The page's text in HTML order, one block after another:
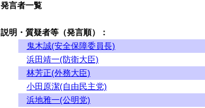
発言者一覧
説明・質疑者等（発言順）：
鬼木誠(安全保障委員長)
浜田靖一(防衛大臣)
林芳正(外務大臣)
小田原潔(自由民主党)
浜地雅一(公明党)